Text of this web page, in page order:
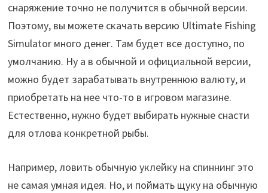
снаряжение точно не получится в обычной версии.
Поэтому, вы можете скачать версию Ultimate Fishing
Simulator много денег. Там будет все доступно, по
умолчанию. Ну а в обычной и официальной версии,
можно будет зарабатывать внутреннюю валюту, и
приобретать на нее что-то в игровом магазине.
Естественно, нужно будет выбирать нужные снасти
для отлова конкретной рыбы.
Например, ловить обычную уклейку на спиннинг это
не самая умная идея. Но, и поймать щуку на обычную